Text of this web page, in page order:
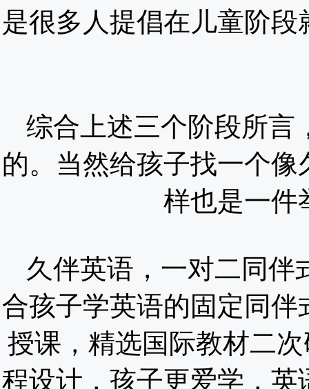
是很多人提倡在儿童阶
综合上述三个阶段所言
的。当然给孩子找一个
样也是一件
久伴英语，一对二同伴
合孩子学英语的固定同
授课，精选国际教材二
程设计，孩子更爱学，